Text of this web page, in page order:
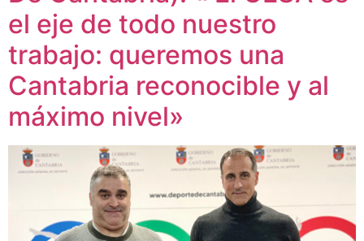
el eje de todo nuestro
trabajo: queremos una
Cantabria reconocible y al
máximo nivel»